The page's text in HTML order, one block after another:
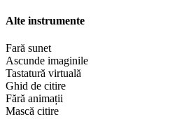
Alte instrumente
Fară sunet
Ascunde imaginile
Tastatură virtuală
Ghid de citire
Fără animații
Mască citire